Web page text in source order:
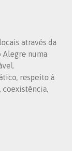
através da
Alegre numa
respeito à
coexistência,